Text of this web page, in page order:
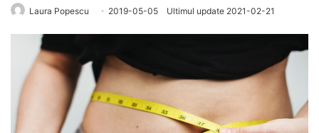
Laura Popescu 2019-05-05 Ultimul update 2021-02-21